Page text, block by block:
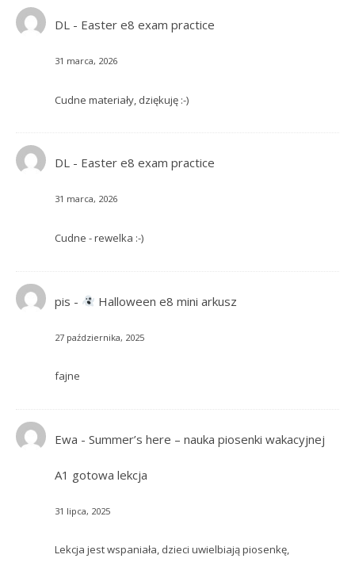
DL- Easter e8 exam practice
31 marca, 2026
Cudne materiały, dziękuję :-)
DL- Easter e8 exam practice
31 marca, 2026
Cudne - rewelka :-)
pis - Halloween e8 mini arkusz
27 października, 2025
fajne
Ewa - Summer’s here – nauka piosenki wakacyjnej
A1 gotowa lekcja
31 lipca, 2025
Lekcja jest wspaniała, dzieci uwielbiają piosenkę,